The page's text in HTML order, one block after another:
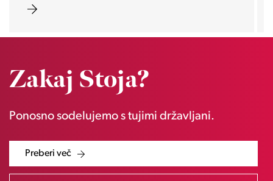
Zakaj Stoja?
Ponosno sodelujemo s tujimi državljani.
Preberi več